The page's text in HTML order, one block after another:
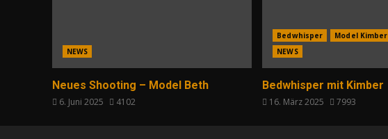
NEWS
Neues Shooting – Model Beth
6. Juni 2025 4102
Bedwhisper Model Kimber
NEWS
Bedwhisper mit Kimber
16. März 2025 7993